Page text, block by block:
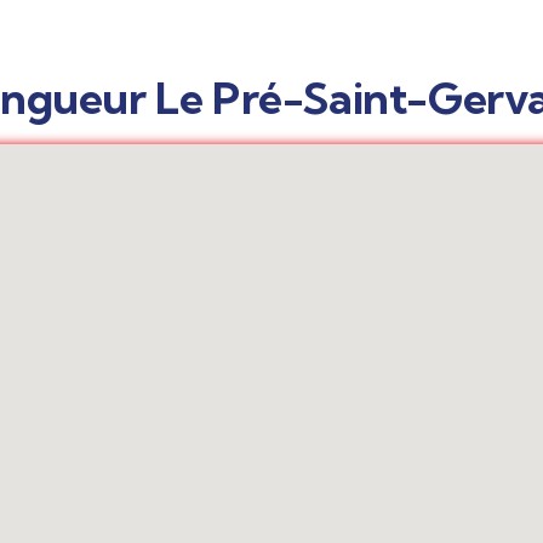
Le Pré-Saint-